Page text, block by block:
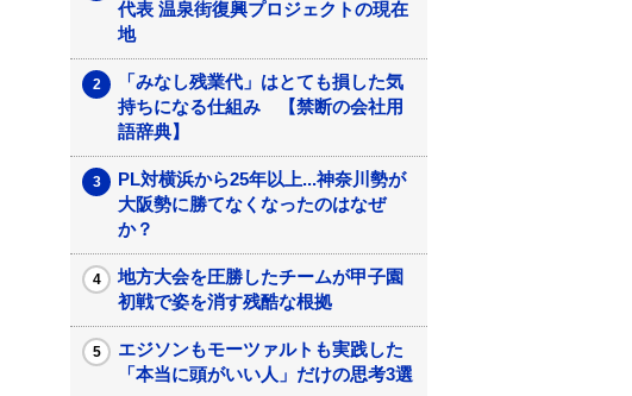
代表 温泉街復興プロジェクトの現在
地
「みなし残業代」はとても損した気
持ちになる仕組み 【禁断の会社用
語辞典】
PL対横浜から25年以上...神奈川勢が
大阪勢に勝てなくなったのはなぜ
か？
地方大会を圧勝したチームが甲子園
初戦で姿を消す残酷な根拠
エジソンもモーツァルトも実践した
「本当に頭がいい人」だけの思考3選